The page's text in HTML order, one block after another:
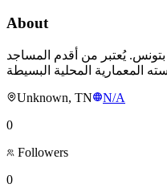
About
يُعتبر من أقدم المساجد
Unknown, TN
N/A
0
Followers
0